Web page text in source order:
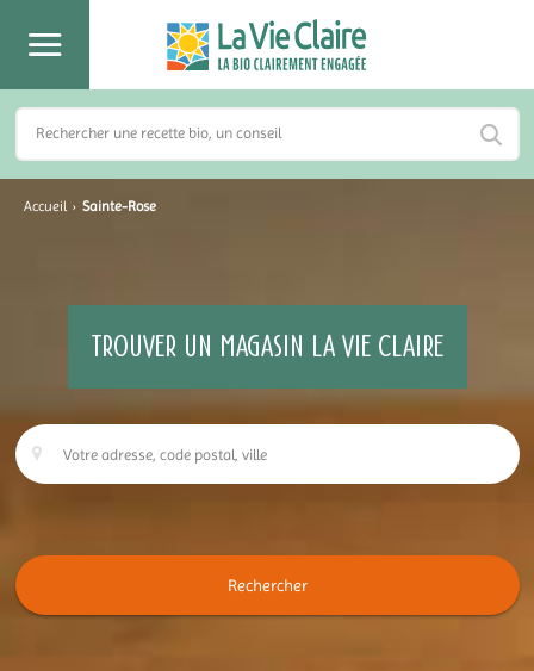
Accueil › Sainte-Rose
TROUVER UN MAGASIN LA VIE CLAIRE
Rechercher